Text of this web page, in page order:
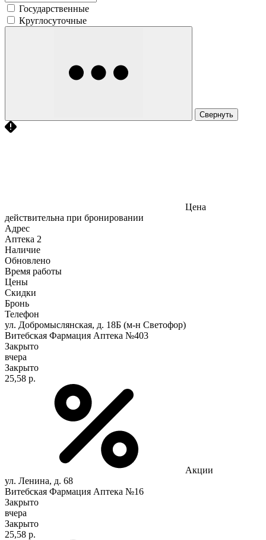
Государственные
Круглосуточные
Свернуть
Цена
действительна при бронировании
Адрес
Аптека 2
Наличие
Обновлено
Время работы
Цены
Скидки
Бронь
Телефон
ул. Добромыслянская, д. 18Б (м-н Светофор)
Витебская Фармация Аптека №403
Закрыто
вчера
Закрыто
25,58 р.
Акции
ул. Ленина, д. 68
Витебская Фармация Аптека №16
Закрыто
вчера
Закрыто
25,58 р.